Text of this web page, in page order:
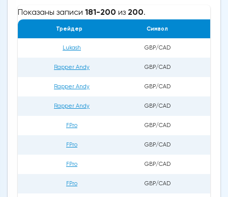
Показаны записи 181-200 из 200.
Трейдер Символ
Lukash GBP/CAD
Rapper Andy GBP/CAD
Rapper Andy GBP/CAD
Rapper Andy GBP/CAD
FPro GBP/CAD
FPro GBP/CAD
FPro GBP/CAD
FPro GBP/CAD